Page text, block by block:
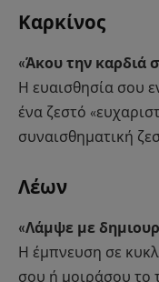
Καρκίνος
«Άκου την καρδιά
Η ευαισθησία σου
ένα ζεστό
συναισθηματική
Λέων
«Λάμψε με
Η έμπνευση σε
σου ή μοιράσου το